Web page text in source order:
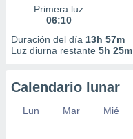
Primera luz
06:10
Duración del día 13h 57m
Luz diurna restante 5h 25m
Calendario lunar
Lun Mar Mié